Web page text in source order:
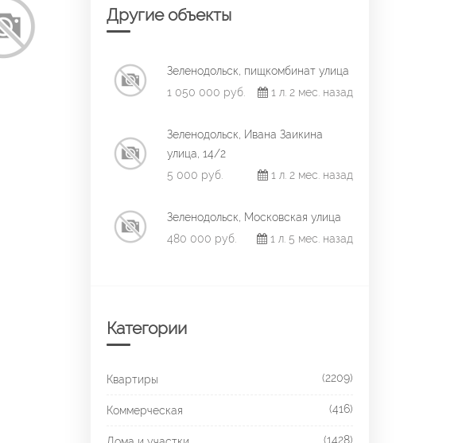
Другие объекты
Зеленодольск, пищкомбинат улица
1 050 000 руб.
1 л. 2 мес. назад
Зеленодольск, Ивана Заикина
улица, 14/2
5 000 руб.
1 л. 2 мес. назад
Зеленодольск, Московская улица
480 000 руб.
1 л. 5 мес. назад
Категории
Квартиры (2209)
Коммерческая (416)
(1428)